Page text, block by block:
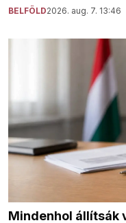
BELFÖLD2026. aug. 7. 13:46
Mindenhol állítsák